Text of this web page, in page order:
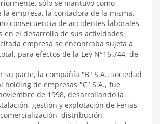
sólo se mantuvo como
empresa, la contadora de la misma.
consecuencia de accidentes laborales
en el desarrollo de sus actividades
empresa se encontraba sujeta a
para efectos de la Ley N°16.744, de
su parte, la compañía "B" S.A., sociedad
holding de empresas "C" S.A., fue
de 1998, desarrollando la
gestión y explotación de Ferias
distribución,